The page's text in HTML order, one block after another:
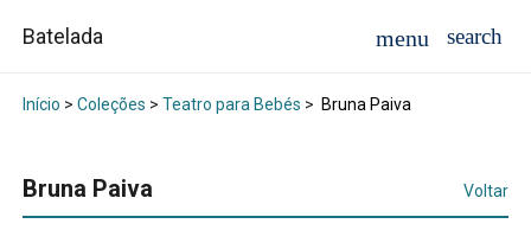
Batelada
Início > Coleções > Teatro para Bebés > Bruna Paiva
Bruna Paiva Voltar